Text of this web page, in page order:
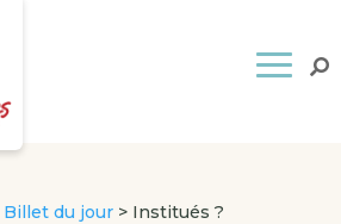
Billet du jour > Institués ?